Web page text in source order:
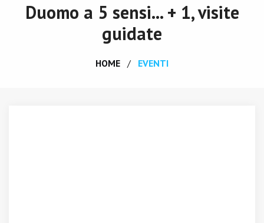
Duomo a 5 sensi... + 1, visite
guidate
HOME EVENTI